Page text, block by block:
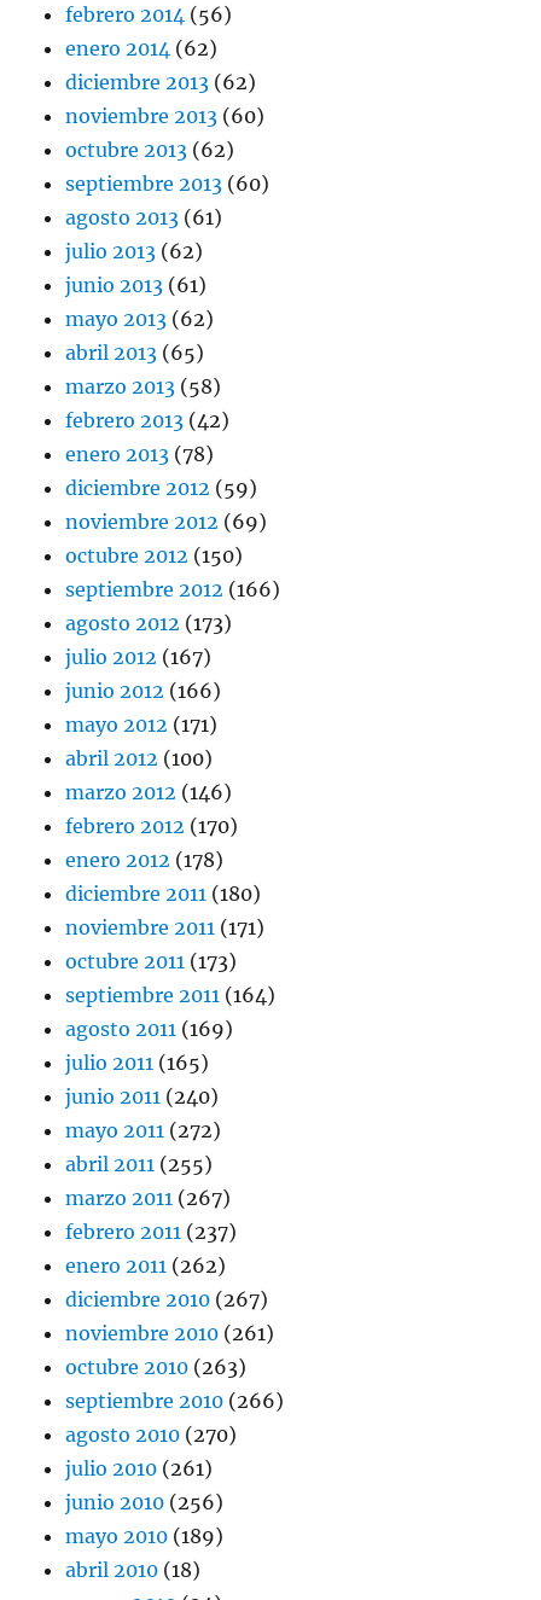
febrero 2014 (56)
enero 2014 (62)
diciembre 2013 (62)
noviembre 2013 (60)
octubre 2013 (62)
septiembre 2013 (60)
agosto 2013 (61)
julio 2013 (62)
junio 2013 (61)
mayo 2013 (62)
abril 2013 (65)
marzo 2013 (58)
febrero 2013 (42)
enero 2013 (78)
diciembre 2012 (59)
noviembre 2012 (69)
octubre 2012 (150)
septiembre 2012 (166)
agosto 2012 (173)
julio 2012 (167)
junio 2012 (166)
mayo 2012 (171)
abril 2012 (100)
marzo 2012 (146)
febrero 2012 (170)
enero 2012 (178)
diciembre 2011 (180)
noviembre 2011 (171)
octubre 2011 (173)
septiembre 2011 (164)
agosto 2011 (169)
julio 2011 (165)
junio 2011 (240)
mayo 2011 (272)
abril 2011 (255)
marzo 2011 (267)
febrero 2011 (237)
enero 2011 (262)
diciembre 2010 (267)
noviembre 2010 (261)
octubre 2010 (263)
septiembre 2010 (266)
agosto 2010 (270)
julio 2010 (261)
junio 2010 (256)
mayo 2010 (189)
abril 2010 (18)